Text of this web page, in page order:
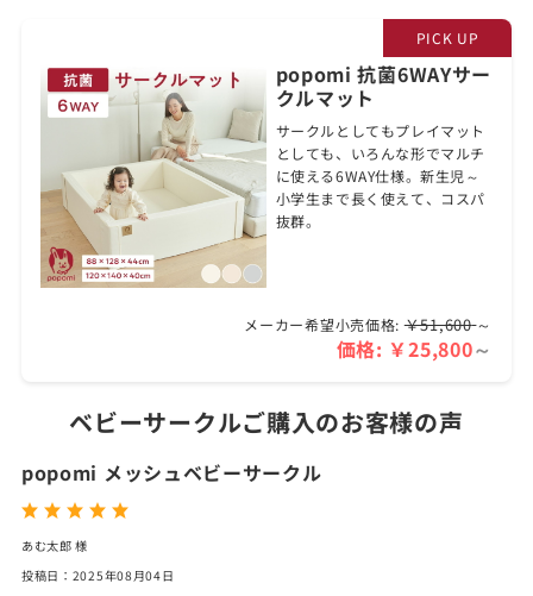
popomi 抗菌6WAYサー
クルマット
サークルとしてもプレイマット
としても、いろんな形でマルチ
に使える6WAY仕様。新生児～
小学生まで長く使えて、コスパ
抜群。
メーカー希望小売価格: ￥51,600～
価格: ￥25,800～
ベビーサークルご購入のお客様の声
popomi メッシュベビーサークル
あむ太郎 様
投稿日：2025年08月04日